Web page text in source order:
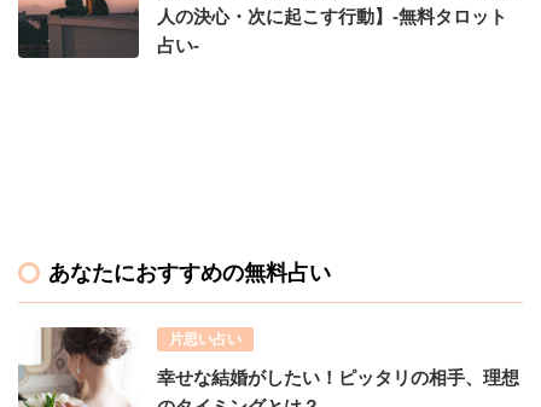
人の決心・次に起こす行動】-無料タロット
占い-
あなたにおすすめの無料占い
片思い占い
幸せな結婚がしたい！ピッタリの相手、理想